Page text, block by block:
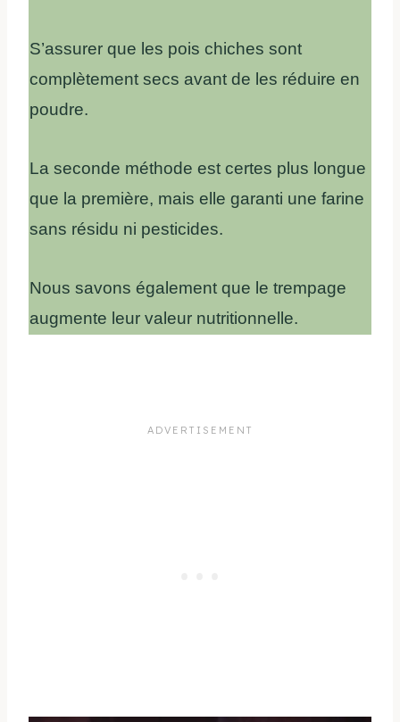
S’assurer que les pois chiches sont
complètement secs avant de les réduire en
poudre.
La seconde méthode est certes plus longue
que la première, mais elle garanti une farine
sans résidu ni pesticides.
Nous savons également que le trempage
augmente leur valeur nutritionnelle.